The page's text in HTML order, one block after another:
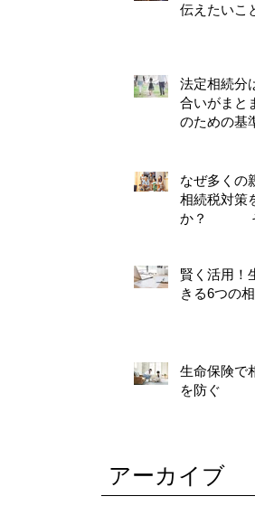
伝えたいこ
法定相続分
合いがまと
のための基
なぜ多くの
相続税対策
か？ そ
賢く活用！
きる6つの
生命保険で
を防ぐ
アーカイブ